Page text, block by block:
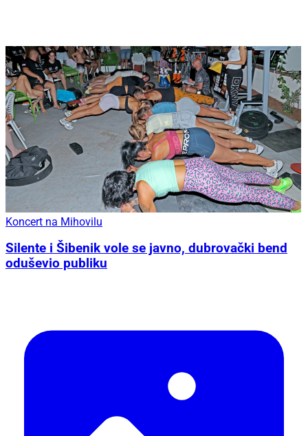
Koncert na Mihovilu
Silente i Šibenik vole se javno, dubrovački bend
oduševio publiku